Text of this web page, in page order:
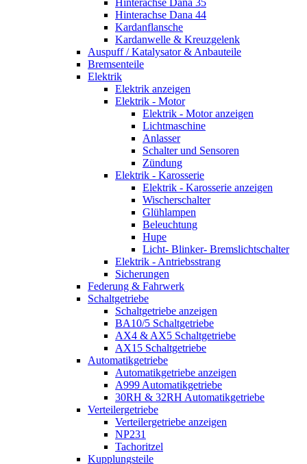
Hinterachse Dana 44
Kardanflansche
Kardanwelle & Kreuzgelenk
Auspuff / Katalysator & Anbauteile
Bremsenteile
Elektrik
Elektrik anzeigen
Elektrik - Motor
Elektrik - Motor anzeigen
Lichtmaschine
Anlasser
Schalter und Sensoren
Zündung
Elektrik - Karosserie
Elektrik - Karosserie anzeigen
Wischerschalter
Glühlampen
Beleuchtung
Hupe
Licht- Blinker- Bremslichtschalter
Elektrik - Antriebsstrang
Sicherungen
Federung & Fahrwerk
Schaltgetriebe
Schaltgetriebe anzeigen
BA10/5 Schaltgetriebe
AX4 & AX5 Schaltgetriebe
AX15 Schaltgetriebe
Automatikgetriebe
Automatikgetriebe anzeigen
A999 Automatikgetriebe
30RH & 32RH Automatikgetriebe
Verteilergetriebe
Verteilergetriebe anzeigen
NP231
Tachoritzel
Kupplungsteile